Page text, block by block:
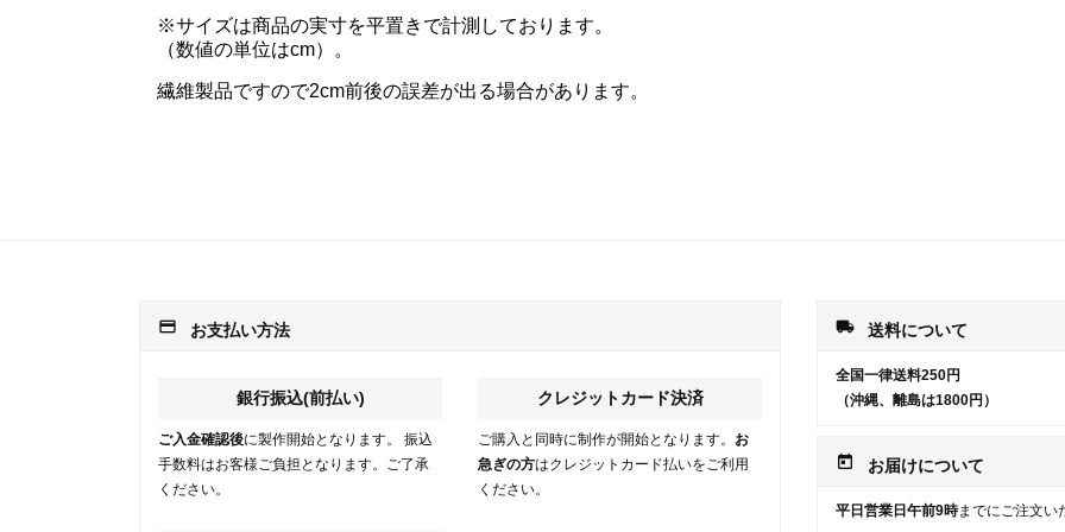
※サイズは商品の実寸を平置きで計測しております。
（数値の単位はcm）。
繊維製品ですので2cm前後の誤差が出る場合があります。
payment お支払い方法
銀行振込(前払い)
ご入金確認後に製作開始となります。 振込
手数料はお客様ご負担となります。ご了承
ください。
クレジットカード決済
ご購入と同時に制作が開始となります。 お
急ぎの方はクレジットカード払いをご利用
ください。
local_shipping 送料について
全国一律送料250円
（沖縄、離島は1800円）
today お届けについて
平日営業日午前9時までにご注文い